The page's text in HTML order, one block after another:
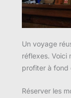
Un voyage
réflexes. Voici
profiter à fond
Réserver les